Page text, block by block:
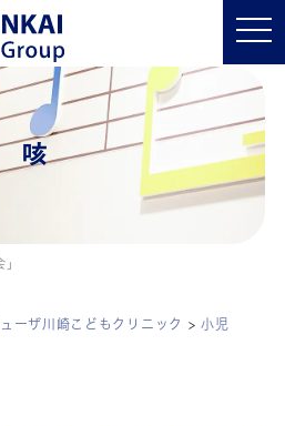
t
o
l
n
a
v
i
咳
ーザ川崎こどもクリニック > 小児